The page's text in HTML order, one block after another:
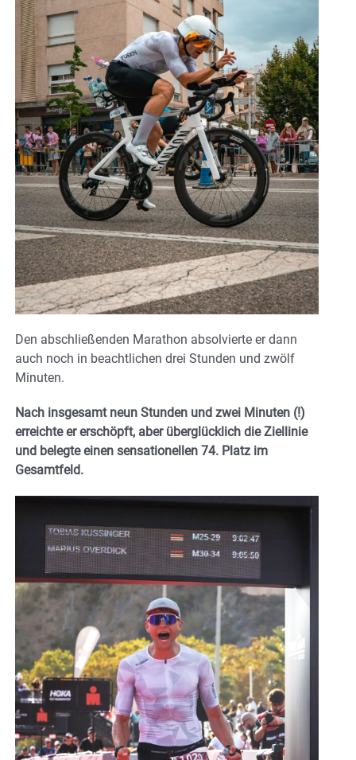
Den abschließenden Marathon absolvierte er dann
auch noch in beachtlichen drei Stunden und zwölf
Minuten.
Nach insgesamt neun Stunden und zwei Minuten (!)
erreichte er erschöpft, aber überglücklich die Ziellinie
und belegte einen sensationellen 74. Platz im
Gesamtfeld.